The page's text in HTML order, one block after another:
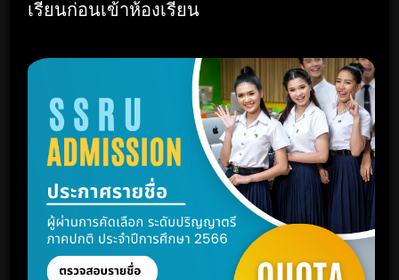
เรียนก่อนเข้าห้องเรียน